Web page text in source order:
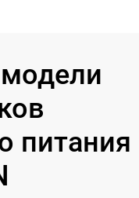
питания